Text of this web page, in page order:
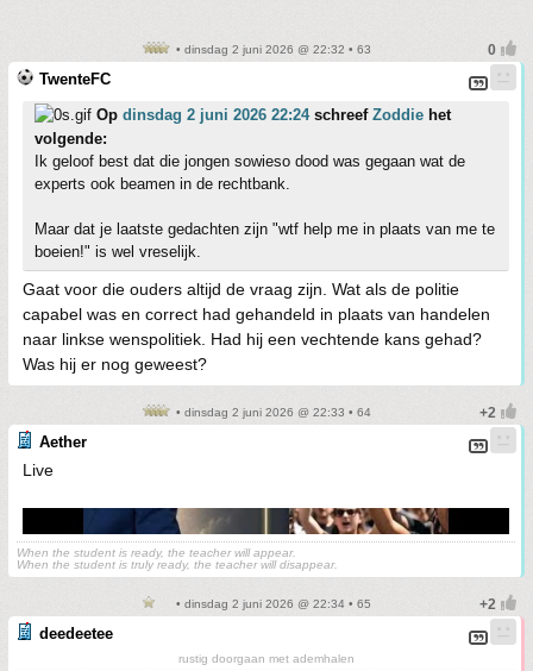
• dinsdag 2 juni 2026 @ 22:32 • 63
TwenteFC
Op dinsdag 2 juni 2026 22:24schreef Zoddie het
volgende:
Ik geloof best dat die jongen sowieso dood was gegaan wat de
experts ook beamen in de rechtbank.
Maar dat je laatste gedachten zijn "wtf help me in plaats van me te
boeien!" is wel vreselijk.
Gaat voor die ouders altijd de vraag zijn. Wat als de politie
capabel was en correct had gehandeld in plaats van handelen
naar linkse wenspolitiek. Had hij een vechtende kans gehad?
Was hij er nog geweest?
• dinsdag 2 juni 2026 @ 22:33 • 64
Aether
Live
When the student is ready, the teacher will appear.
When the student is truly ready, the teacher will disappear.
• dinsdag 2 juni 2026 @ 22:34 • 65
deedeetee
rustig doorgaan met ademhalen